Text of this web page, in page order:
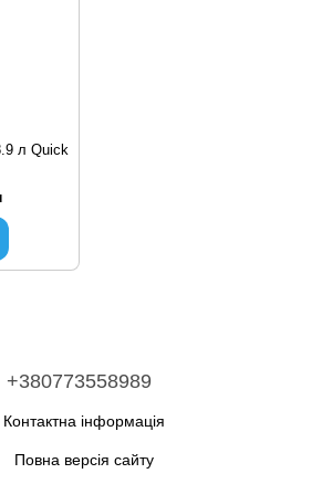
л Quick
+380773558989
Контактна інформація
Повна версія сайту